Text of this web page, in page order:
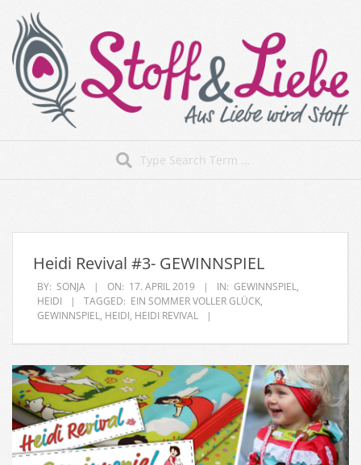
content
Stoff&Liebe
Menu
Heidi Revival #3- GEWINNSPIEL
BY: SONJA ON: 17. APRIL 2019 IN: GEWINNSPIEL,
HEIDI
TAGGED: EIN SOMMER VOLLER GLÜCK,
GEWINNSPIEL, HEIDI, HEIDI REVIVAL